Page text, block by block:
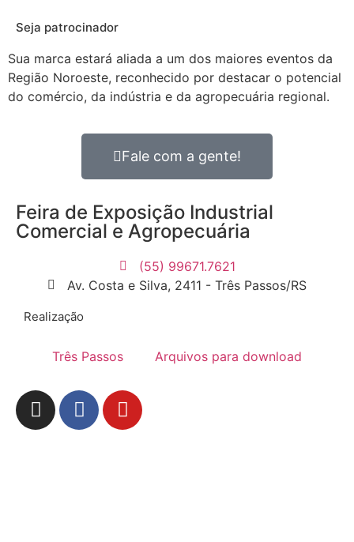
Seja patrocinador
Sua marca estará aliada a um dos maiores eventos da
Região Noroeste, reconhecido por destacar o potencial
do comércio, da indústria e da agropecuária regional.
Fale com a gente!
Feira de Exposição Industrial
Comercial e Agropecuária
(55) 99671.7621
Av. Costa e Silva, 2411 - Três Passos/RS
Realização
Três Passos Arquivos para download